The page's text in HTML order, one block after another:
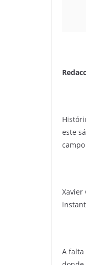
este
Xavier
A falta